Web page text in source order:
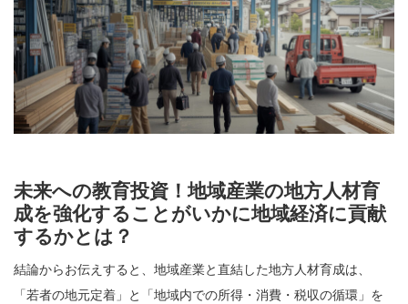
未来への教育投資！地域産業の地方人材育
成を強化することがいかに地域経済に貢献
するかとは？
結論からお伝えすると、地域産業と直結した地方人材育成は、
「若者の地元定着」と「地域内での所得・消費・税収の循環」を